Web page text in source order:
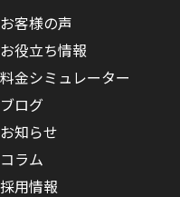
お客様の声
お役立ち情報
料金シミュレーター
ブログ
お知らせ
コラム
採用情報